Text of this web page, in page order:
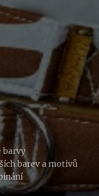
barvy
barev a motivů